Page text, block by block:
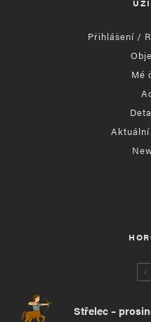
Přihlášení /
Mé
Aktuální
Střelec –